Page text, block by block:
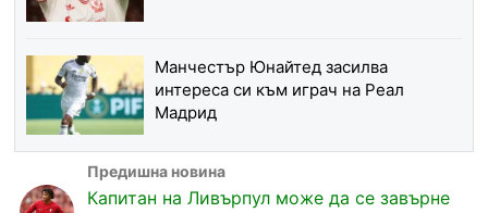
Манчестър Юнайтед засилва
интереса си към играч на Реал
Мадрид
Капитан на Ливърпул може да се завърне